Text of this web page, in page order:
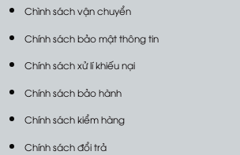
Chình sách vận chuyển
Chính sách bảo mật thông tin
Chính sách xử lí khiếu nại
Chính sách bảo hành
Chính sách kiểm hàng
Chính sách đổi trả